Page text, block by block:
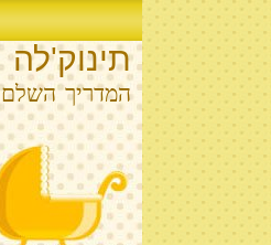
תינוק'לה
המדריך השלם